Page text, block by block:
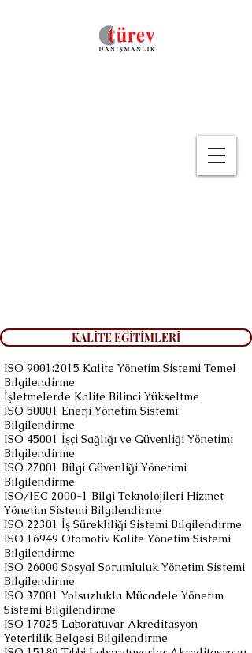
KALİTE EĞİTİMLERİ
ISO 9001:2015 Kalite Yönetim Sistemi Temel
Bilgilendirme
İşletmelerde Kalite Bilinci Yükseltme
ISO 50001 Enerji Yönetim Sistemi
Bilgilendirme
ISO 45001 İşçi Sağlığı ve Güvenliği Yönetimi
Bilgilendirme
ISO 27001 Bilgi Güvenliği Yönetimi
Bilgilendirme
ISO/IEC 2000-1 Bilgi Teknolojileri Hizmet
Yönetim Sistemi Bilgilendirme
ISO 22301 İş Sürekliliği Sistemi Bilgilendirme
ISO 16949 Otomotiv Kalite Yönetim Sistemi
Bilgilendirme
ISO 26000 Sosyal Sorumluluk Yönetim Sistemi
Bilgilendirme
ISO 37001 Yolsuzlukla Mücadele Yönetim
Sistemi Bilgilendirme
ISO 17025 Laboratuvar Akreditasyon
Yeterlilik Belgesi Bilgilendirme